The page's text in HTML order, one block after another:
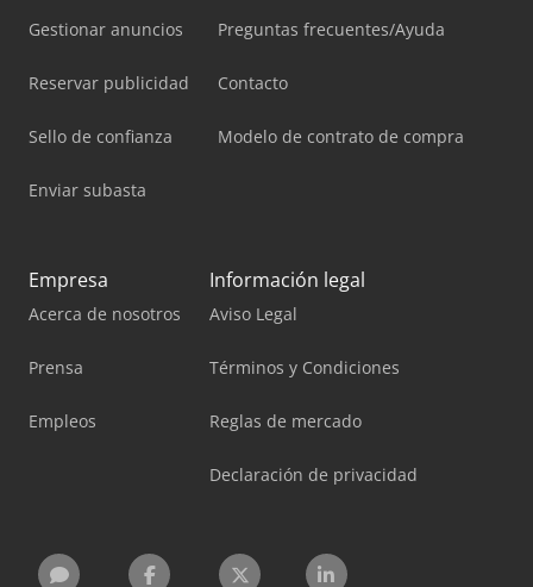
Gestionar anuncios
Reservar publicidad
Sello de confianza
Enviar subasta
Preguntas frecuentes/Ayuda
Contacto
Modelo de contrato de compra
Empresa
Acerca de nosotros
Prensa
Empleos
Información legal
Aviso Legal
Términos y Condiciones
Reglas de mercado
Declaración de privacidad